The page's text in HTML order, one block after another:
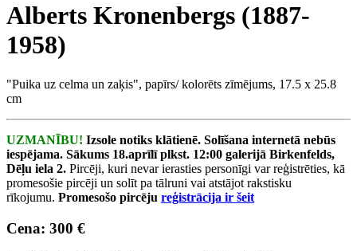
Alberts Kronenbergs (1887-
1958)
"Puika uz celma un zaķis", papīrs/ kolorēts zīmējums, 17.5 x 25.8
cm
UZMANĪBU! Izsole notiks klātienē. Solīšana internetā nebūs
iespējama. Sākums 18.aprīlī plkst. 12:00 galerijā Birkenfelds,
Dēļu iela 2. Pircēji, kuri nevar ierasties personīgi var reģistrēties, kā
promesošie pircēji un solīt pa tālruni vai atstājot rakstisku
rīkojumu. Promesošo pircēju reģistrācija ir šeit
Cena: 300 €